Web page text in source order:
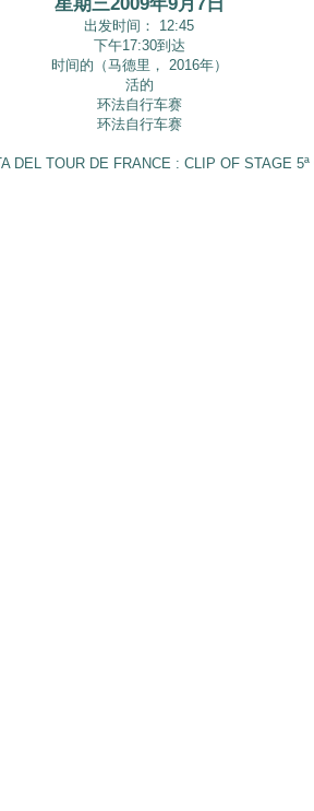
出发时间： 12:45
下午17:30到达
时间的（马德里， 2016年）
活的
环法自行车赛
环法自行车赛
DEL TOUR DE FRANCE : CLIP OF STAGE